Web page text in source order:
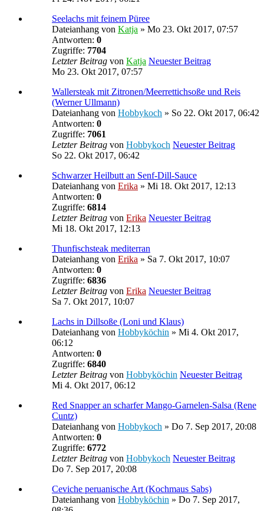
Seelachs mit feinem Püree
Dateianhang von Katja » Mo 23. Okt 2017, 07:57
Antworten: 0
Zugriffe: 7704
Letzter Beitrag von Katja Neuester Beitrag
Mo 23. Okt 2017, 07:57
Wallersteak mit Zitronen/Meerrettichsoße und Reis
(Werner Ullmann)
Dateianhang von Hobbykoch » So 22. Okt 2017, 06:42
Antworten: 0
Zugriffe: 7061
Letzter Beitrag von Hobbykoch Neuester Beitrag
So 22. Okt 2017, 06:42
Schwarzer Heilbutt an Senf-Dill-Sauce
Dateianhang von Erika » Mi 18. Okt 2017, 12:13
Antworten: 0
Zugriffe: 6814
Letzter Beitrag von Erika Neuester Beitrag
Mi 18. Okt 2017, 12:13
Thunfischsteak mediterran
Dateianhang von Erika » Sa 7. Okt 2017, 10:07
Antworten: 0
Zugriffe: 6836
Letzter Beitrag von Erika Neuester Beitrag
Sa 7. Okt 2017, 10:07
Lachs in Dillsoße (Loni und Klaus)
Dateianhang von Hobbyköchin » Mi 4. Okt 2017,
06:12
Antworten: 0
Zugriffe: 6840
Letzter Beitrag von Hobbyköchin Neuester Beitrag
Mi 4. Okt 2017, 06:12
Red Snapper an scharfer Mango-Garnelen-Salsa (Rene
Cuntz)
Dateianhang von Hobbykoch » Do 7. Sep 2017, 20:08
Antworten: 0
Zugriffe: 6772
Letzter Beitrag von Hobbykoch Neuester Beitrag
Do 7. Sep 2017, 20:08
Ceviche peruanische Art (Kochmaus Sabs)
Dateianhang von Hobbyköchin » Do 7. Sep 2017,